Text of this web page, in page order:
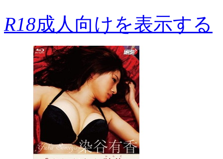
R18成人向けを表示する